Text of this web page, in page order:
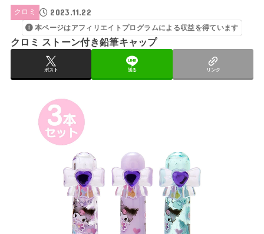
クロミ 2023.11.22
本ページはアフィリエイトプログラムによる収益を得ています
クロミ ストーン付き鉛筆キャップ
ポスト 送る リンク